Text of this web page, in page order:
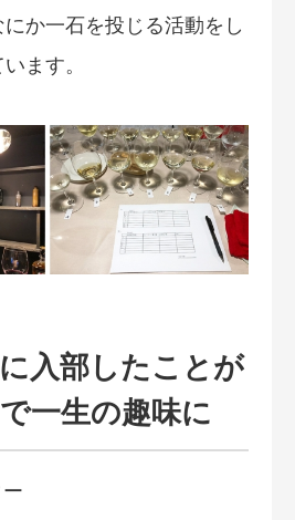
か一石を投じる活動をし
ます。
入部したことが
一生の趣味に